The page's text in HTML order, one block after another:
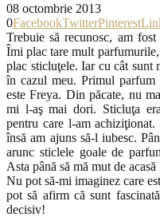
08 octombrie 2013
0FacebookTwitterPinterest
Trebuie să recunosc, am
Îmi plac tare mult
plac sticluţele. Iar cu cât sunt
în cazul meu. Primul
este Freya. Din păcate, nu
mi l-aş mai dori. Sticluţa
pentru care l-am
însă am ajuns să-l iubesc.
arunc sticlele goale de
Asta până să mă mut de
Nu pot să-mi imaginez care
pot să afirm că sunt
decisiv!